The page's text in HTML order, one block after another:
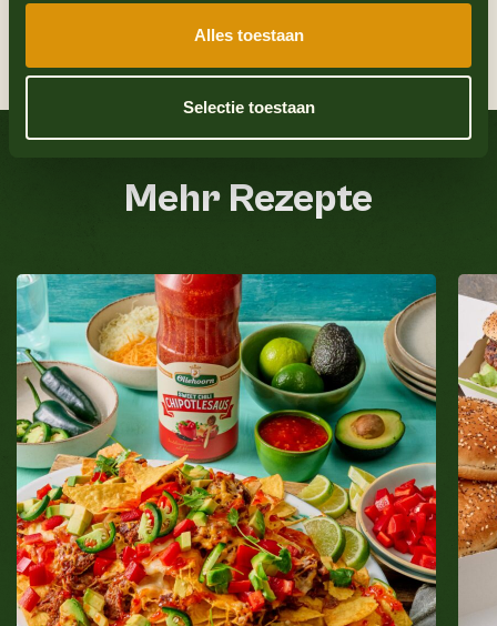
Alles toestaan
Selectie toestaan
Brander mayonaise.
Siehe auch
Mehr Rezepte